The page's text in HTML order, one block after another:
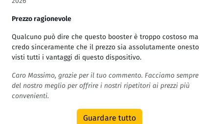
Prezzo ragionevole
Qualcuno può dire che questo booster è troppo costoso ma
credo sinceramente che il prezzo sia assolutamente onesto
visti tutti i vantaggi di questo dispositivo.
Caro Massimo, grazie per il tuo commento. Facciamo sempre
del nostro meglio per offrire i nostri ripetitori ai prezzi più
convenienti.
Guardare tutto